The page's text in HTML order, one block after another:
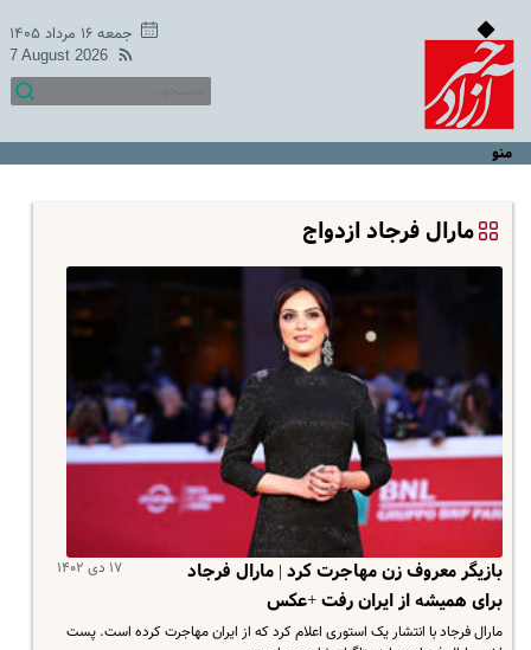
جمعه ۱۶ مرداد ۱۴۰۵
7 August 2026
منو
مارال فرجاد ازدواج
۱۷ دی ۱۴۰۲
بازیگر معروف زن مهاجرت کرد | مارال فرجاد
برای همیشه از ایران رفت +عکس
مارال فرجاد با انتشار یک استوری اعلام کرد که از ایران مهاجرت کرده است. پست